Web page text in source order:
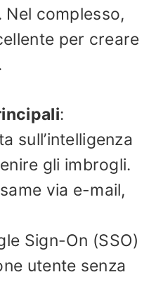
complesso,
per creare
:
sull’intelligenza
gli imbrogli.
via e-mail,
Sign-On (SSO)
utente senza